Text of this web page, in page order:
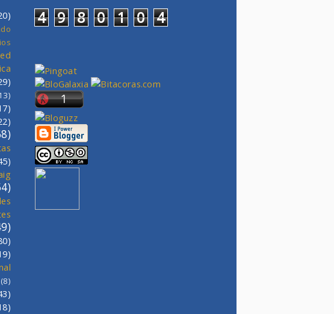
(8)
4 9 8 0 1 0 4